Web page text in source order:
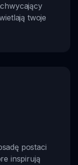
twoje
postaci
inspirują